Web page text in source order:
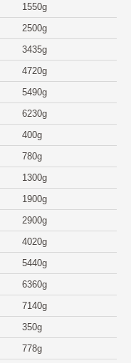
1550g
2500g
3435g
4720g
5490g
6230g
400g
780g
1300g
1900g
2900g
4020g
5440g
6360g
7140g
350g
778g